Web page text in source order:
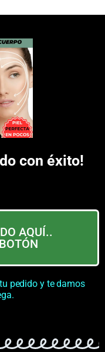
con éxito!
AQUÍ..
pedido y te damos